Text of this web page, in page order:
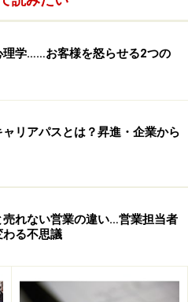
客について考える時間や頻
まるわけです。
のこと、公私の時間を問わ
います。仕事中に考えるの
間もお客様のことを考えて
理学……お客様を怒らせる2つの
リアパスとは？昇進・企業から
売れない営業の違い…営業担当者
る不思議